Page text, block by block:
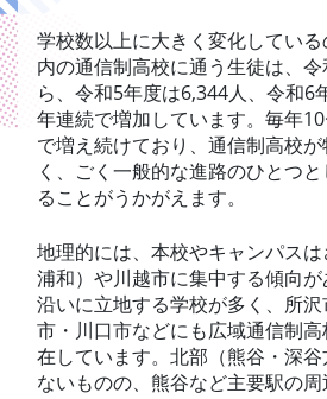
学校数以上に大きく変化してい
内の通信制高校に通う生徒は、
ら、令和5年度は6,344人、令和6
年連続で増加しています。毎年
で増え続けており、通信制高校
く、ごく一般的な進路のひとつ
ることがうかがえます。
地理的には、本校やキャンパスは
浦和）や川越市に集中する傾向
沿いに立地する学校が多く、所
市・川口市などにも広域通信制
在しています。北部（熊谷・深
ないものの、熊谷など主要駅の